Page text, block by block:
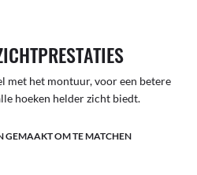
met het montuur, voor een betere
hoeken helder zicht biedt.
GEMAAKT OM TE MATCHEN